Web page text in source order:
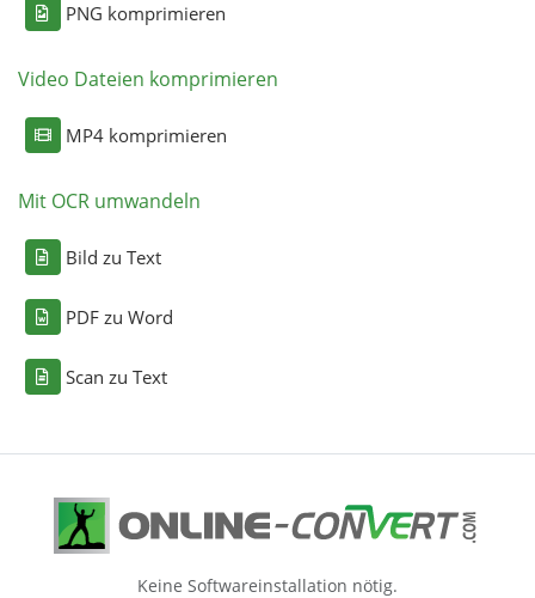
PNG komprimieren
Video Dateien komprimieren
MP4 komprimieren
Mit OCR umwandeln
Bild zu Text
PDF zu Word
Scan zu Text
Keine Softwareinstallation nötig.